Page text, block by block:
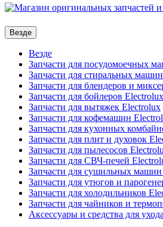
Везде
Везде
Запчасти для посудомоечных
Запчасти для стиральных
Запчасти для блендеров и
Запчасти для бойлеров Electrolux
Запчасти для вытяжек Electrolux
Запчасти для кофемашин
Запчасти для кухонных
Запчасти для плит и духовок
Запчасти для пылесосов
Запчасти для СВЧ-печей
Запчасти для сушильных
Запчасти для утюгов и
Запчасти для холодильников
Запчасти для чайников и
Аксессуары и средства для